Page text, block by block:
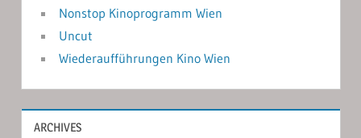
Nonstop Kinoprogramm Wien
Uncut
Wiederaufführungen Kino Wien
ARCHIVES